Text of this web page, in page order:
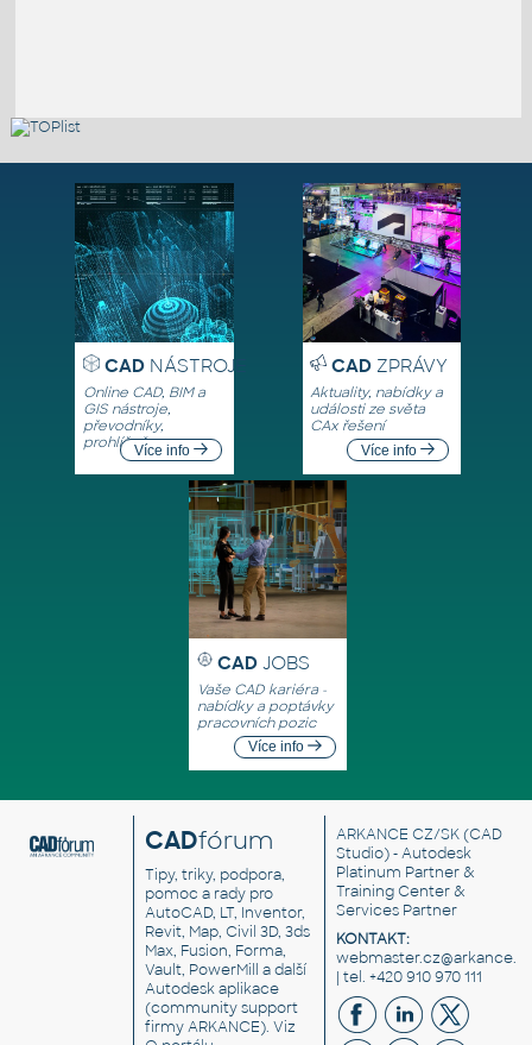
CADNÁSTROJE
Online CAD, BIM a
GIS nástroje,
převodníky,
prohlížečeVíce info
CADZPRÁVY
Aktuality, nabídky a
události ze světa
CAx řešení
Více info
CAD JOBS
Vaše CAD kariéra -
nabídky a poptávky
pracovních pozic
Více info
CADfórum
Tipy, triky, podpora,
pomoc a rady pro
AutoCAD, LT, Inventor,
Revit, Map, Civil 3D, 3ds
Max, Fusion, Forma,
Vault, PowerMill a další
Autodesk aplikace
(community support
firmy ARKANCE). Viz
ARKANCE CZ/SK(CAD
Studio) - Autodesk
Platinum Partner &
Training Center &
Services Partner
KONTAKT:
| tel. +420 910 970 111